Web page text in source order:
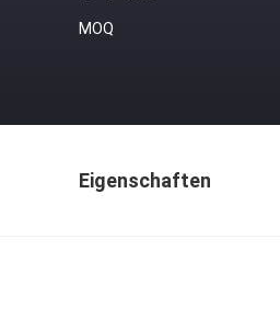
MOQ
Eigenschaften